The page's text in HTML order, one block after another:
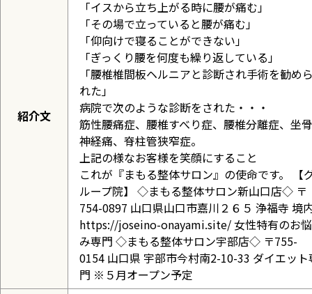
紹介文
「イスから立ち上がる時に腰が痛む」
「その場で立っていると腰が痛む」
「仰向けで寝ることができない」
「ぎっくり腰を何度も繰り返している」
「腰椎椎間板ヘルニアと診断され手術を勧め
れた」
病院で次のような診断をされた・・・
筋性腰痛症、腰椎すべり症、腰椎分離症、坐骨
神経痛、脊柱管狭窄症。
上記の様なお客様を笑顔にすること
これが『まもる整体サロン』の使命です。 【
ループ院】 ◇まもる整体サロン新山口店◇ 〒
754-0897 山口県山口市嘉川２６５ 浄福寺 境
https://joseino-onayami.site/ 女性特有のお悩
み専門 ◇まもる整体サロン宇部店◇ 〒755-
0154 山口県 宇部市今村南2-10-33 ダイエット
門 ※５月オープン予定